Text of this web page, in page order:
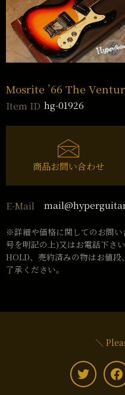
Mosrite ’66 The
Item ID hg-01926
商品お問い合わせ
E-Mail
※詳細や価格に関してのお問
号を明記の上)又はお電話下さ
HOLD、売約済みの物はお値
了承ください。
＼